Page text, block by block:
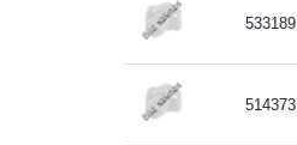
533189
514373